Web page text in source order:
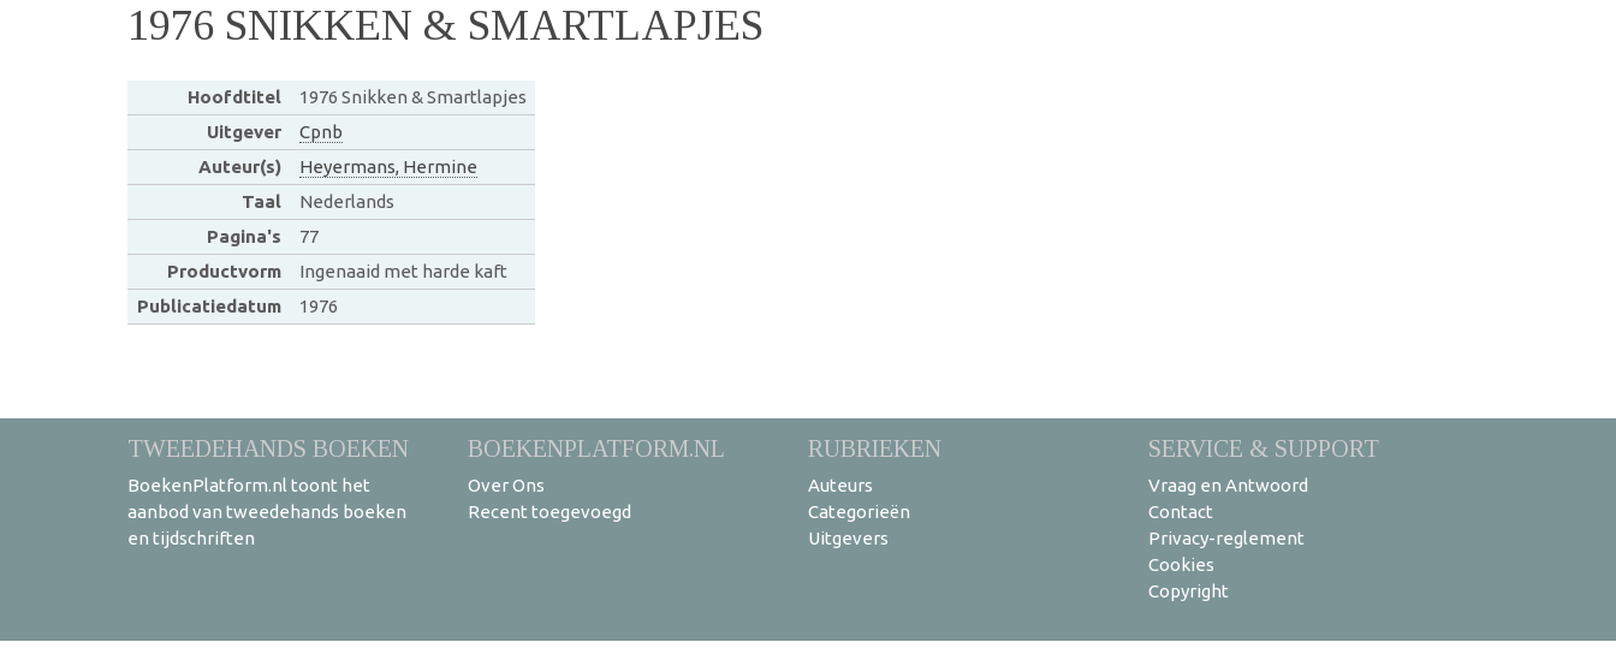
1976 SNIKKEN & SMARTLAPJES
Hoofdtitel
1976 Snikken & Smartlapjes
Uitgever
Cpnb
Auteur(s)
Heyermans, Hermine
Taal
Nederlands
Pagina's
77
Productvorm
Ingenaaid met harde kaft
Publicatiedatum
1976
TWEEDEHANDS BOEKEN
BoekenPlatform.nl toont het
aanbod van tweedehands boeken
en tijdschriften
BOEKENPLATFORM.NL
Over Ons
Recent toegevoegd
RUBRIEKEN
Auteurs
Categorieën
Uitgevers
SERVICE & SUPPORT
Vraag en Antwoord
Contact
Privacy-reglement
Cookies
Copyright